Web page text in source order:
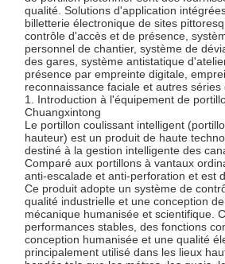
qualité. Solutions d'application
billetterie électronique de sites
contrôle d'accès et de présence,
personnel de chantier, système de
des gares, système antistatique
présence par empreinte digitale,
reconnaissance faciale et autres séries
1. Introduction à l'équipement de
Chuangxintong
Le portillon coulissant intelligent
hauteur) est un produit de haute
destiné à la gestion intelligente des
Comparé aux portillons à vantaux
anti-escalade et anti-perforation et est
Ce produit adopte un système de
qualité industrielle et une conception
mécanique humanisée et scientifique.
performances stables, des fonctions
conception humanisée et une qualité
principalement utilisé dans les lieux